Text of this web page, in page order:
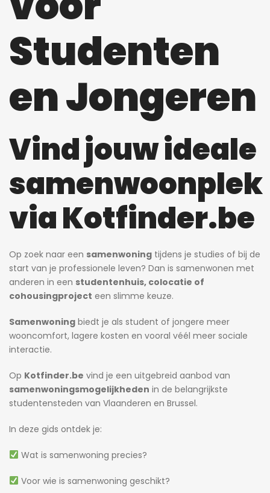
Studenten
en Jongeren
Vind jouw ideale
samenwoonplek
via Kotfinder.be
Op zoek naar een samenwoning tijdens je studies of bij de
start van je professionele leven? Dan is samenwonen met
anderen in een studentenhuis, colocatie of
cohousingproject een slimme keuze.
Samenwoning biedt je als student of jongere meer
wooncomfort, lagere kosten en vooral véél meer sociale
interactie.
Op Kotfinder.be vind je een uitgebreid aanbod van
samenwoningsmogelijkheden in de belangrijkste
studentensteden van Vlaanderen en Brussel.
In deze gids ontdek je:
Wat is samenwoning precies?
Voor wie is samenwoning geschikt?
Heidi
ago
Prachtige studio met balkon voor 1 student(e)!
Heidi
1 dag ago
Prachtige kamer met eigen sanitair.
595€
1 dag ago
530€